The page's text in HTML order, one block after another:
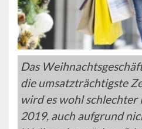
Das
die umsatzträchtigste
wird es wohl schlechter
2019, auch aufgrund